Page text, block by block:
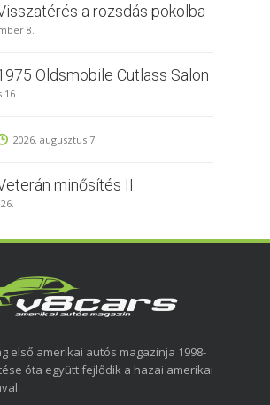
a rozsdás pokolba
8.
Oldsmobile Cutlass Salon
2026. augusztus 7.
minősítés II.
első amerikai autós magazinja 1998-
óta együtt fejlődik a hazai amerikai